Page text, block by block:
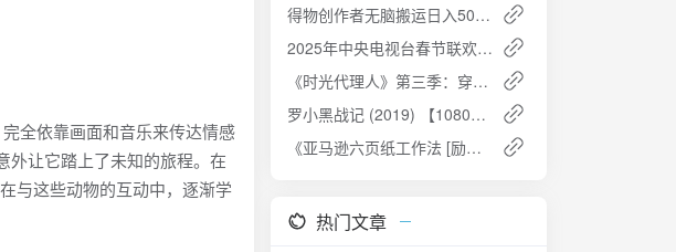
全依靠画面和音乐来传达情感
外让它踏上了未知的旅程。在
与这些动物的互动中，逐渐学
得物创作者无脑搬运日入500+：小白也能轻松上手
2025年中央电视台春节联欢晚会（1080p 60FPS）高清资源分享
《时光代理人》第三季：穿越时空的悬疑之旅，4K高码率，本季完结
罗小黑战记 (2019) 【1080P】国语中字：人妖共存的奇幻冒险
《亚马逊六页纸工作法 [励志成功]》PDF+全格式夸克网盘高速下载+免费资源
热门文章